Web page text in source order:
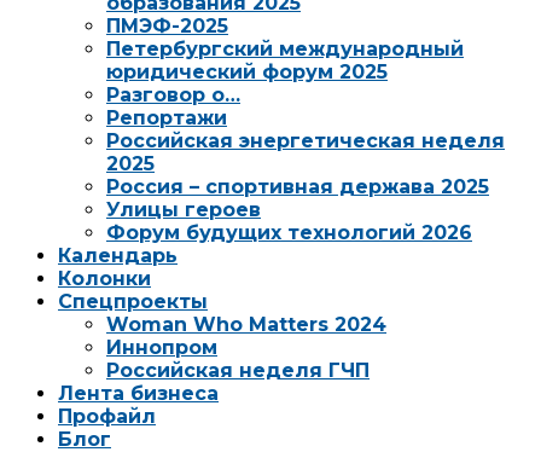
ПМЭФ-2025
Петербургский международный
юридический форум 2025
Разговор о…
Репортажи
Российская энергетическая неделя
2025
Россия – спортивная держава 2025
Улицы героев
Форум будущих технологий 2026
Календарь
Колонки
Спецпроекты
Woman Who Matters 2024
Иннопром
Российская неделя ГЧП
Лента бизнеса
Профайл
Блог